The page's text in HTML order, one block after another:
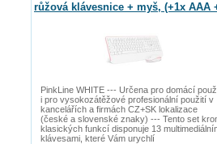
růžová klávesnice + myš, (+1x AAA
PinkLine WHITE --- Určena pro domácí
i pro vysokozátěžové profesionální použití v
kancelářích a firmách CZ+SK lokalizace
(české a slovenské znaky) --- Tento set
klasických funkcí disponuje 13
klávesami, které Vám urychlí